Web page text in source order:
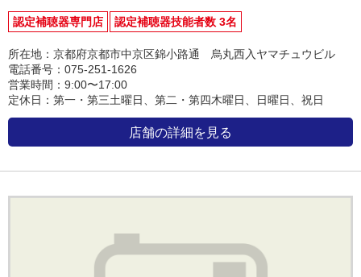
認定補聴器専門店 認定補聴器技能者数 3名
所在地：京都府京都市中京区錦小路通 烏丸西入ヤマチュウビル
電話番号：075-251-1626
営業時間：9:00〜17:00
定休日：第一・第三土曜日、第二・第四木曜日、日曜日、祝日
店舗の詳細を見る